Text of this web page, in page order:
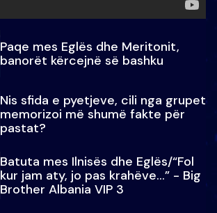
Paqe mes Eglës dhe Meritonit,
banorët kërcejnë së bashku
Nis sfida e pyetjeve, cili nga grupet
memorizoi më shumë fakte për
pastat?
Batuta mes Ilnisës dhe Eglës/“Fol
kur jam aty, jo pas krahëve…” - Big
Brother Albania VIP 3